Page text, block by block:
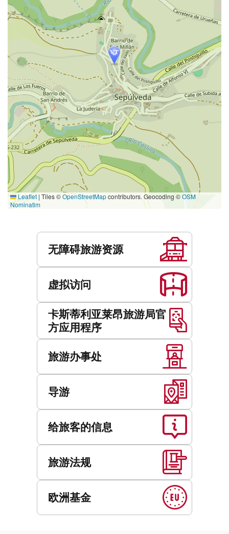
Leaflet | Tiles ©OpenStreetMapcontributors. Geocoding ©OSM
Nominatim
无障碍旅游资源
虚拟访问
卡斯蒂利亚莱昂旅游局官
方应用程序
旅游办事处
导游
给旅客的信息
旅游法规
欧洲基金